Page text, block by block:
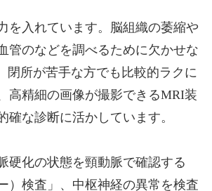
を入れています。脳組織の萎縮や
管のなどを調べるために欠かせな
閉所が苦手な方でも比較的ラクに
高精細の画像が撮影できるMRI装
確な診断に活かしています。
硬化の状態を頸動脈で確認する
）検査」、中枢神経の異常を検査